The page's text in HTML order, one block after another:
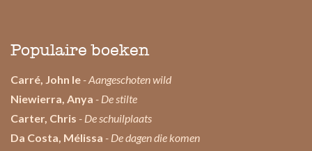
Populaire boeken
Carré, John le - Aangeschoten wild
Niewierra, Anya - De stilte
Carter, Chris - De schuilplaats
Da Costa, Mélissa - De dagen die komen